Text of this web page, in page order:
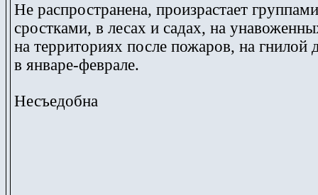
Не распространена, произрастает
сростками, в лесах и садах, на
на территориях после пожаров, на гнилой
в январе-феврале.
Несъедобна